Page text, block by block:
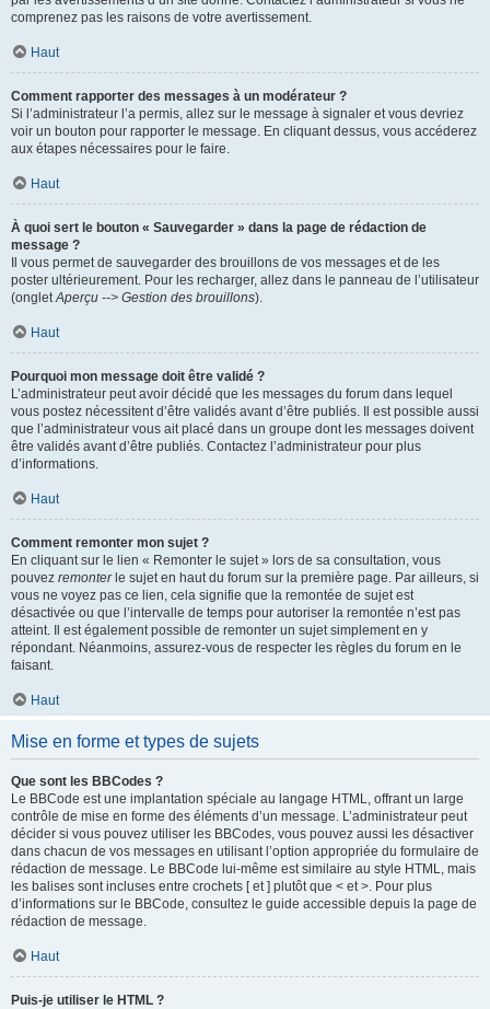
comprenez pas les raisons de votre avertissement.
Haut
Comment rapporter des messages à un modérateur ?
Si l’administrateur l’a permis, allez sur le message à signaler et vous devriez
voir un bouton pour rapporter le message. En cliquant dessus, vous accéderez
aux étapes nécessaires pour le faire.
Haut
À quoi sert le bouton « Sauvegarder » dans la page de rédaction de
message ?
Il vous permet de sauvegarder des brouillons de vos messages et de les
poster ultérieurement. Pour les recharger, allez dans le panneau de l’utilisateur
(ongletAperçu --> Gestion des brouillons).
Haut
Pourquoi mon message doit être validé ?
L’administrateur peut avoir décidé que les messages du forum dans lequel
vous postez nécessitent d’être validés avant d’être publiés. Il est possible aussi
que l’administrateur vous ait placé dans un groupe dont les messages doivent
être validés avant d’être publiés. Contactez l’administrateur pour plus
d’informations.
Haut
Comment remonter mon sujet ?
En cliquant sur le lien « Remonter le sujet » lors de sa consultation, vous
pouvez remonterle sujet en haut du forum sur la première page. Par ailleurs, si
vous ne voyez pas ce lien, cela signifie que la remontée de sujet est
désactivée ou que l’intervalle de temps pour autoriser la remontée n’est pas
atteint. Il est également possible de remonter un sujet simplement en y
répondant. Néanmoins, assurez-vous de respecter les règles du forum en le
faisant.
Haut
Mise en forme et types de sujets
Que sont les BBCodes ?
Le BBCode est une implantation spéciale au langage HTML, offrant un large
contrôle de mise en forme des éléments d’un message. L’administrateur peut
décider si vous pouvez utiliser les BBCodes, vous pouvez aussi les désactiver
dans chacun de vos messages en utilisant l’option appropriée du formulaire de
rédaction de message. Le BBCode lui-même est similaire au style HTML, mais
les balises sont incluses entre crochets [ et ] plutôt que < et >. Pour plus
d’informations sur le BBCode, consultez le guide accessible depuis la page de
rédaction de message.
Haut
Puis-je utiliser le HTML ?